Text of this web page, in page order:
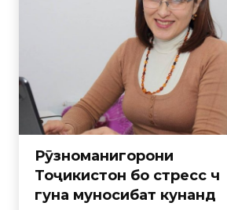
Рӯзноманигорони
Тоҷикистон бо стресс чӣ
гуна муносибат кунанд